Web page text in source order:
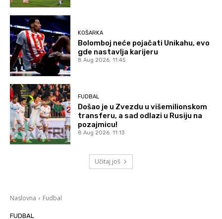
KOŠARKA
Bolomboj neće pojačati Unikahu, evo
gde nastavlja karijeru
8 Aug 2026. 11:45
FUDBAL
Došao je u Zvezdu u višemilionskom
transferu, a sad odlazi u Rusiju na
pozajmicu!
8 Aug 2026. 11:13
Učitaj još